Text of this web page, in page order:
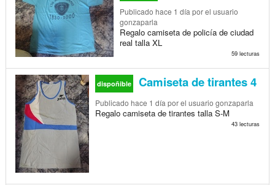
Publicado hace 1 día por el usuario
gonzaparla
Regalo camiseta de policía de ciudad
real talla XL
59 lecturas
dispoñible Camiseta de tirantes 4
Publicado hace 1 día por el usuario gonzaparla
Regalo camiseta de tirantes talla S-M
43 lecturas